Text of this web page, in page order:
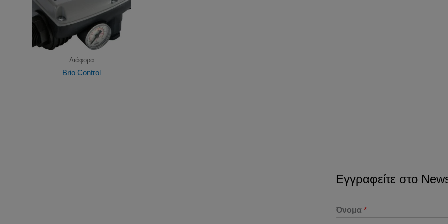
Διάφορα
Brio Control
Εγγραφείτε στο
Όνομα *